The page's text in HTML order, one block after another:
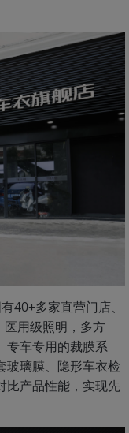
40+多家直营门店、
用级照明，多方
专车专用的裁膜系
玻璃膜、隐形车衣检
比产品性能，实现先